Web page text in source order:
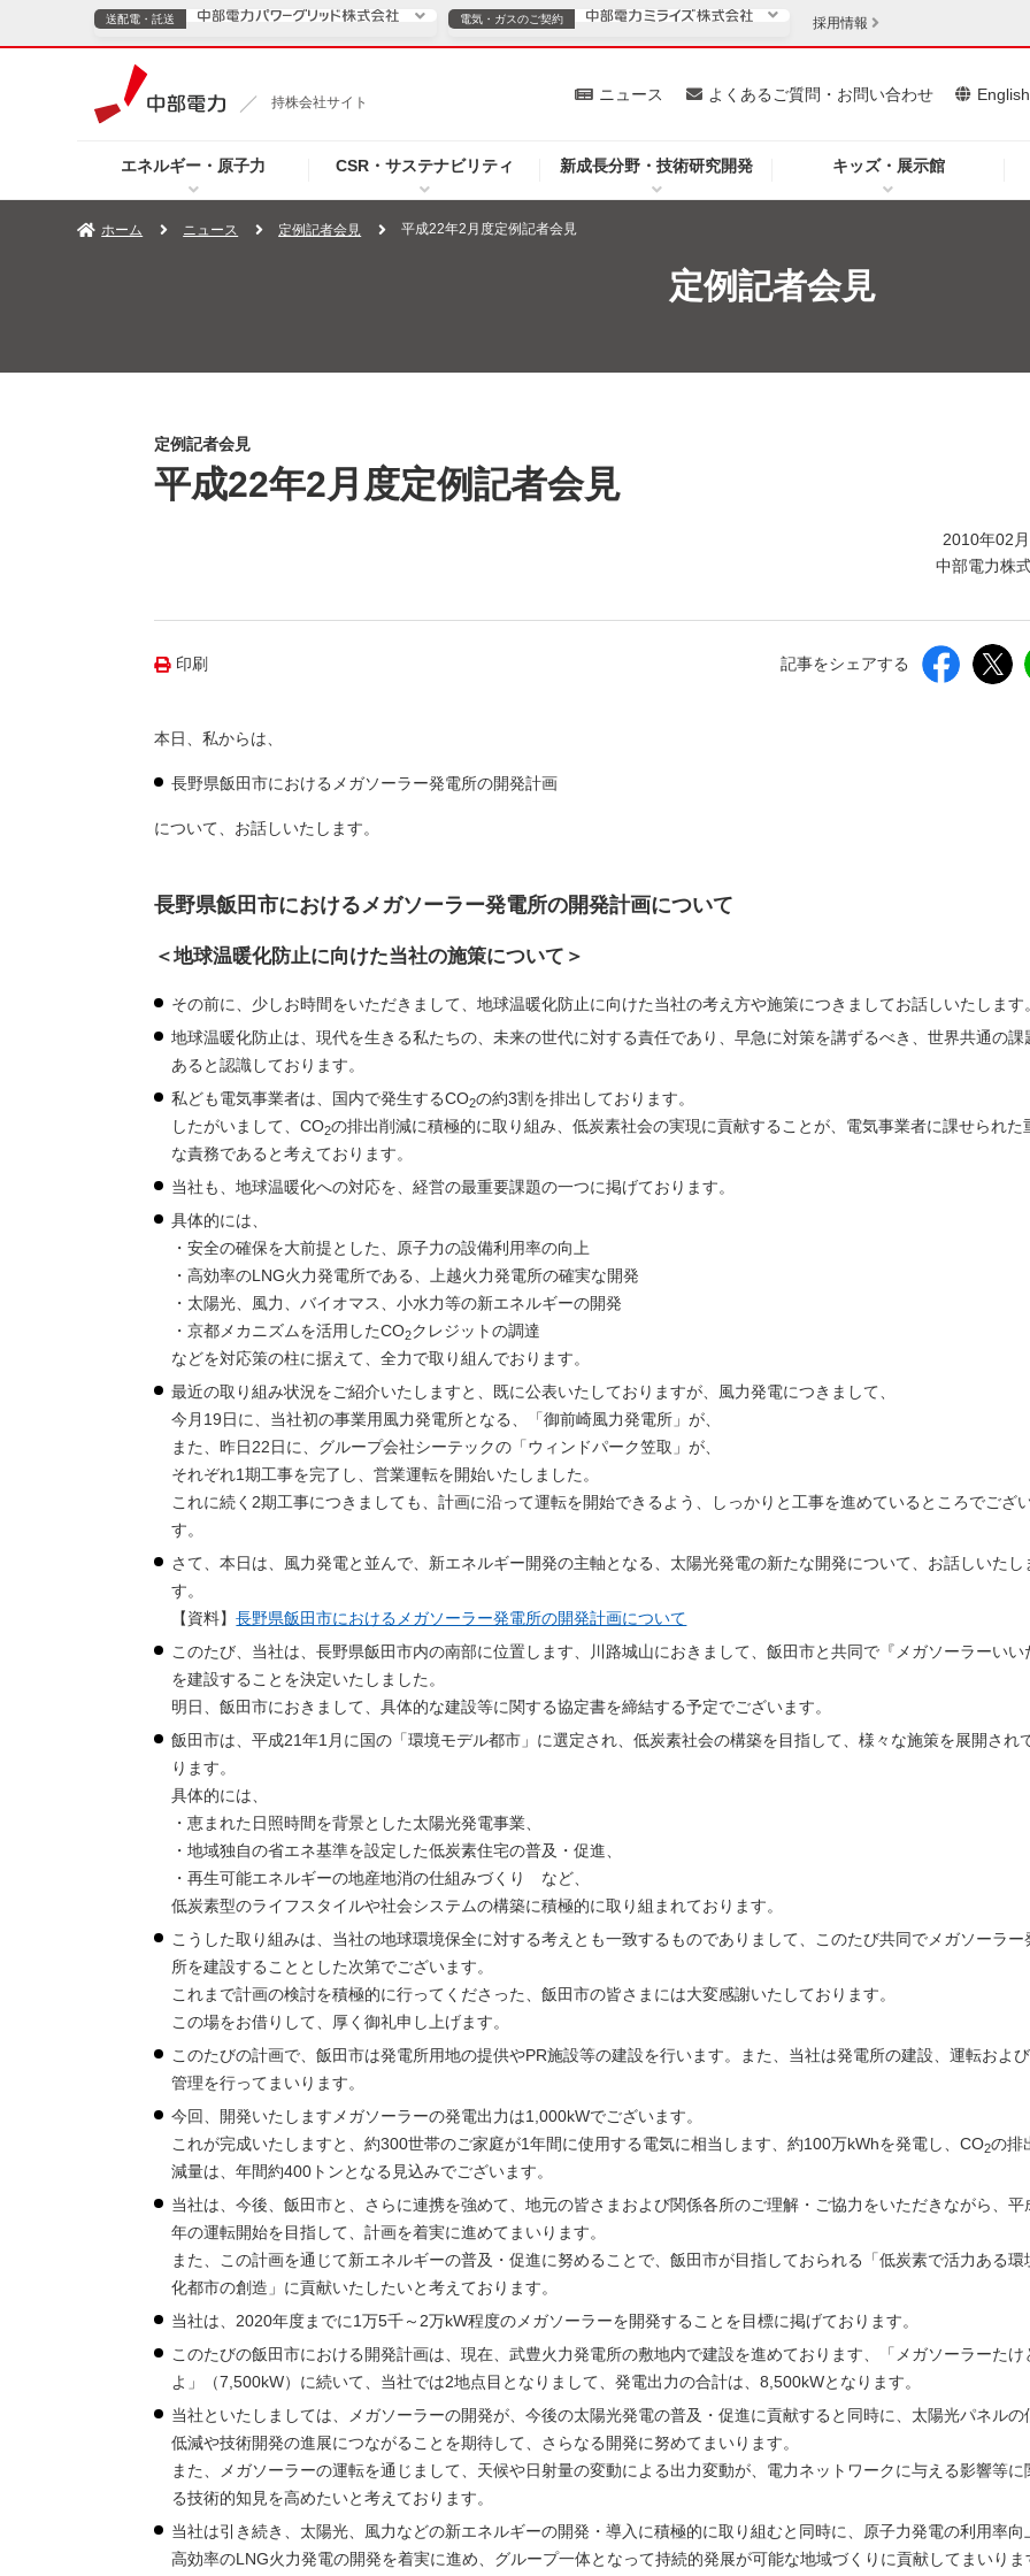
持株会社サイト
エネルギー・原子力 CSR・サステナビリティ 新成長分野・技術研究開発 キッズ・展示館
ニュース よくあるご質問・お問い合わせ English
送配電・託送
TOPページへ ご案内 安定供給
企業情報
電気・ガスのご契約
電気・ガスのご契約
TOPページへ 個人のお客さま 法人のお客さま
採用情報
ホーム ニュース 定例記者会見 平成22年2月度定例記者会見
定例記者会見
定例記者会見
平成22年2月度定例記者会見
2010年02
中部電力株
印刷 記事をシェアする
本日、私からは、
長野県飯田市におけるメガソーラー発電所の開発計画
について、お話しいたします。
長野県飯田市におけるメガソーラー発電所の開発計画について
＜地球温暖化防止に向けた当社の施策について＞
その前に、少しお時間をいただきまして、地球温暖化防止に向けた当社の考え方や施策につきましてお話しいたします
地球温暖化防止は、現代を生きる私たちの、未来の世代に対する責任であり、早急に対策を講ずるべき、世界共通の課
あると認識しております。
私ども電気事業者は、国内で発生するCO2の約3割を排出しております。
したがいまして、CO2の排出削減に積極的に取り組み、低炭素社会の実現に貢献することが、電気事業者に課せられた
な責務であると考えております。
当社も、地球温暖化への対応を、経営の最重要課題の一つに掲げております。
具体的には、
・安全の確保を大前提とした、原子力の設備利用率の向上
・高効率のLNG火力発電所である、上越火力発電所の確実な開発
・太陽光、風力、バイオマス、小水力等の新エネルギーの開発
・京都メカニズムを活用したCO2クレジットの調達
などを対応策の柱に据えて、全力で取り組んでおります。
最近の取り組み状況をご紹介いたしますと、既に公表いたしておりますが、風力発電につきまして、
今月19日に、当社初の事業用風力発電所となる、「御前崎風力発電所」が、
また、昨日22日に、グループ会社シーテックの「ウィンドパーク笠取」が、
それぞれ1期工事を完了し、営業運転を開始いたしました。
これに続く2期工事につきましても、計画に沿って運転を開始できるよう、しっかりと工事を進めているところでござ
す。
さて、本日は、風力発電と並んで、新エネルギー開発の主軸となる、太陽光発電の新たな開発について、お話しいたし
す。
【資料】長野県飯田市におけるメガソーラー発電所の開発計画について
このたび、当社は、長野県飯田市内の南部に位置します、川路城山におきまして、飯田市と共同で『メガソーラーいい
を建設することを決定いたしました。
明日、飯田市におきまして、具体的な建設等に関する協定書を締結する予定でございます。
飯田市は、平成21年1月に国の「環境モデル都市」に選定され、低炭素社会の構築を目指して、様々な施策を展開され
ります。
具体的には、
・恵まれた日照時間を背景とした太陽光発電事業、
・地域独自の省エネ基準を設定した低炭素住宅の普及・促進、
・再生可能エネルギーの地産地消の仕組みづくり など、
低炭素型のライフスタイルや社会システムの構築に積極的に取り組まれております。
こうした取り組みは、当社の地球環境保全に対する考えとも一致するものでありまして、このたび共同でメガソーラー
所を建設することとした次第でございます。
これまで計画の検討を積極的に行ってくださった、飯田市の皆さまには大変感謝いたしております。
この場をお借りして、厚く御礼申し上げます。
このたびの計画で、飯田市は発電所用地の提供やPR施設等の建設を行います。また、当社は発電所の建設、運転およ
管理を行ってまいります。
今回、開発いたしますメガソーラーの発電出力は1,000kWでございます。
これが完成いたしますと、約300世帯のご家庭が1年間に使用する電気に相当します、約100万kWhを発電し、CO2の排
減量は、年間約400トンとなる見込みでございます。
当社は、今後、飯田市と、さらに連携を強めて、地元の皆さまおよび関係各所のご理解・ご協力をいただきながら、平
年の運転開始を目指して、計画を着実に進めてまいります。
また、この計画を通じて新エネルギーの普及・促進に努めることで、飯田市が目指しておられる「低炭素で活力ある環
化都市の創造」に貢献いたしたいと考えております。
当社は、2020年度までに1万5千～2万kW程度のメガソーラーを開発することを目標に掲げております。
このたびの飯田市における開発計画は、現在、武豊火力発電所の敷地内で建設を進めております、「メガソーラーたけ
よ」（7,500kW）に続いて、当社では2地点目となりまして、発電出力の合計は、8,500kWとなります。
当社といたしましては、メガソーラーの開発が、今後の太陽光発電の普及・促進に貢献すると同時に、太陽光パネルの
低減や技術開発の進展につながることを期待して、さらなる開発に努めてまいります。
また、メガソーラーの運転を通じまして、天候や日射量の変動による出力変動が、電力ネットワークに与える影響等に
る技術的知見を高めたいと考えております。
当社は引き続き、太陽光、風力などの新エネルギーの開発・導入に積極的に取り組むと同時に、原子力発電の利用率向
高効率のLNG火力発電の開発を着実に進め、グループ一体となって持続的発展が可能な地域づくりに貢献してまいりま